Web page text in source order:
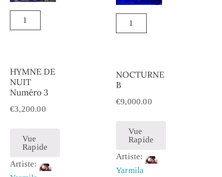
HYMNE DE
NUIT
Numéro 3
€3,200.00
Vue
Rapide
Artiste:
NOCTURNE
B
€9,000.00
Vue
Rapide
Artiste:
Yarmila